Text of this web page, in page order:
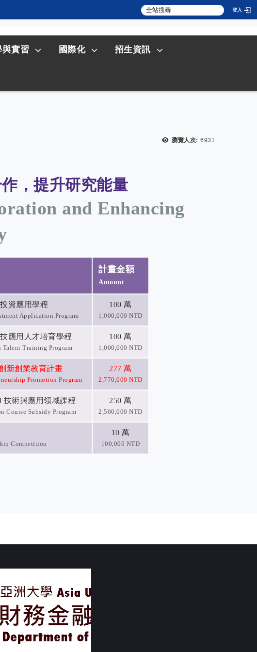
登入
與實習 國際化 招生資訊
瀏覽人次: 6931
，提升研究能量
and Enhancing
計畫金額
Amount
資應用學程
Application Program
100 萬
1,000,000 NTD
應用人才培育學程
Talent Training Program
100 萬
1,000,000 NTD
新創業教育計畫
Promotion Program
277 萬
2,770,000 NTD
技術與應用領域課程
Course Subsidy Program
250 萬
2,500,000 NTD
Competition
10 萬
100,000 NTD